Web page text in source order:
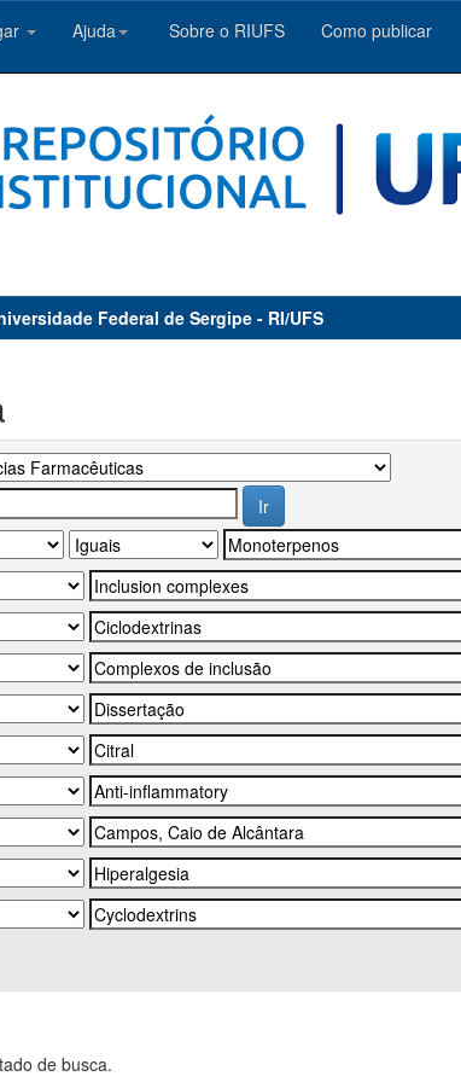
Ajuda Sobre o RIUFS Como publicar
Federal de Sergipe - RI/UFS
de busca.